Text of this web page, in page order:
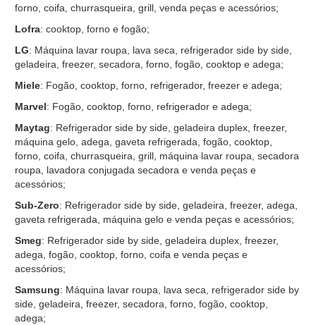
forno, coifa, churrasqueira, grill, venda peças e acessórios;
Lofra: cooktop, forno e fogão;
LG: Máquina lavar roupa, lava seca, refrigerador side by side,
geladeira, freezer, secadora, forno, fogão, cooktop e adega;
Miele: Fogão, cooktop, forno, refrigerador, freezer e adega;
Marvel: Fogão, cooktop, forno, refrigerador e adega;
Maytag: Refrigerador side by side, geladeira duplex, freezer,
máquina gelo, adega, gaveta refrigerada, fogão, cooktop,
forno, coifa, churrasqueira, grill, máquina lavar roupa, secadora
roupa, lavadora conjugada secadora e venda peças e
acessórios;
Sub-Zero: Refrigerador side by side, geladeira, freezer, adega,
gaveta refrigerada, máquina gelo e venda peças e acessórios;
Smeg: Refrigerador side by side, geladeira duplex, freezer,
adega, fogão, cooktop, forno, coifa e venda peças e
acessórios;
Samsung: Máquina lavar roupa, lava seca, refrigerador side by
side, geladeira, freezer, secadora, forno, fogão, cooktop,
adega;